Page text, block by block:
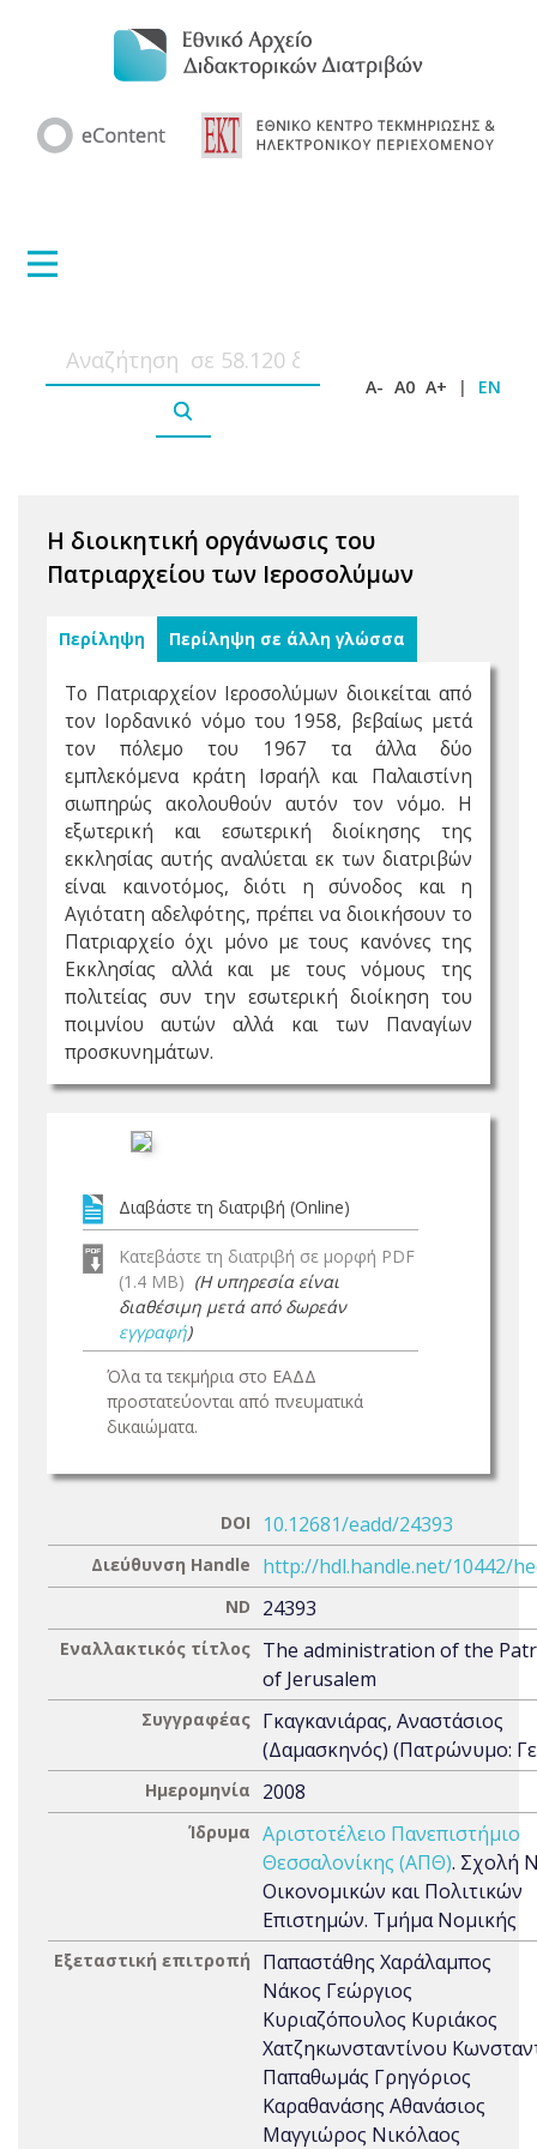
A- A0 A+ | EN
Η διοικητική οργάνωσις του
Πατριαρχείου των Ιεροσολύμων
Περίληψη Περίληψη σε άλλη γλώσσα
Το Πατριαρχείον Ιεροσολύμων διοικείται από
τον Ιορδανικό νόμο του 1958, βεβαίως μετά
τον πόλεμο του 1967 τα άλλα δύο
εμπλεκόμενα κράτη Ισραήλ και Παλαιστίνη
σιωπηρώς ακολουθούν αυτόν τον νόμο. Η
εξωτερική και εσωτερική διοίκησης της
εκκλησίας αυτής αναλύεται εκ των διατριβών
είναι καινοτόμος, διότι η σύνοδος και η
Αγιότατη αδελφότης, πρέπει να διοικήσουν το
Πατριαρχείο όχι μόνο με τους κανόνες της
Εκκλησίας αλλά και με τους νόμους της
πολιτείας συν την εσωτερική διοίκηση του
ποιμνίου αυτών αλλά και των Παναγίων
προσκυνημάτων.
Διαβάστε τη διατριβή (Online)
Κατεβάστε τη διατριβή σε μορφή PDF
(1.4 MB) (Η υπηρεσία είναι
διαθέσιμη μετά από δωρεάν
εγγραφή)
Όλα τα τεκμήρια στο ΕΑΔΔ
προστατεύονται από πνευματικά
δικαιώματα.
DOI 10.12681/eadd/24393
Διεύθυνση Handle http://hdl.handle.net/10442/
ND 24393
Εναλλακτικός τίτλος The administration of the
of Jerusalem
Συγγραφέας Γκαγκανιάρας, Αναστάσιος
(Δαμασκηνός) (Πατρώνυμο:
Ημερομηνία 2008
Ίδρυμα Αριστοτέλειο Πανεπιστήμιο
Θεσσαλονίκης (ΑΠΘ). Σχολή
Οικονομικών και Πολιτικών
Επιστημών. Τμήμα Νομικής
Εξεταστική επιτροπή
Παπαστάθης Χαράλαμπος
Νάκος Γεώργιος
Κυριαζόπουλος Κυριάκος
Χατζηκωνσταντίνου
Παπαθωμάς Γρηγόριος
Καραθανάσης Αθανάσιος
Μαγγιώρος Νικόλαος